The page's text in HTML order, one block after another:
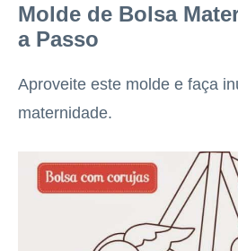
Molde de Bolsa
a Passo
Aproveite este molde e faça
maternidade.